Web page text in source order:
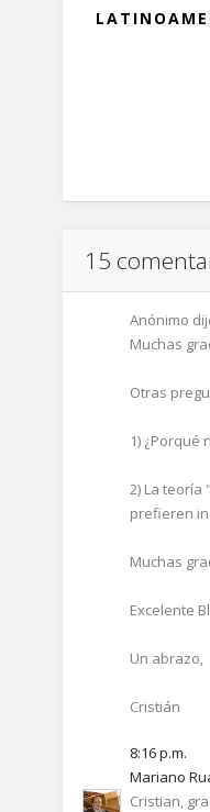
15
Anónimo
Muchas
Otras
1)
2) La
prefieren
Muchas
Excelente
Un abrazo,
Cristián
8:16 p.m.
Mariano
Cristian,